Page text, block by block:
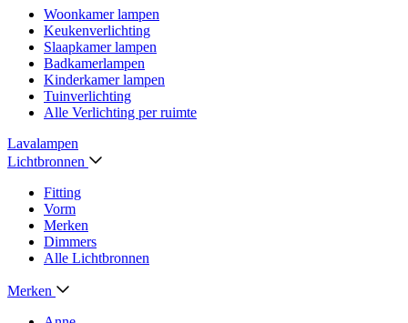
Woonkamer lampen
Keukenverlichting
Slaapkamer lampen
Badkamerlampen
Kinderkamer lampen
Tuinverlichting
Alle Verlichting per ruimte
Lavalampen
Lichtbronnen
Fitting
Vorm
Merken
Dimmers
Alle Lichtbronnen
Merken